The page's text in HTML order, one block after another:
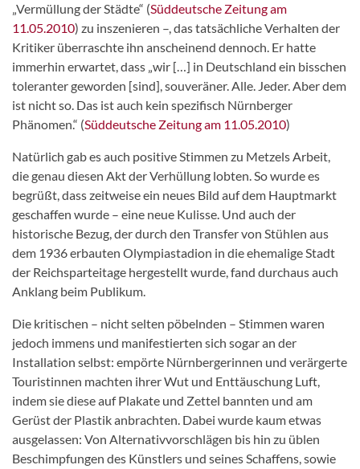
„Vermüllung der Städte“ (Süddeutsche Zeitung am
11.05.2010) zu inszenieren –, das tatsächliche Verhalten der
Kritiker überraschte ihn anscheinend dennoch. Er hatte
immerhin erwartet, dass „wir […] in Deutschland ein bisschen
toleranter geworden [sind], souveräner. Alle. Jeder. Aber dem
ist nicht so. Das ist auch kein spezifisch Nürnberger
Phänomen.“ (Süddeutsche Zeitung am 11.05.2010)
Natürlich gab es auch positive Stimmen zu Metzels Arbeit,
die genau diesen Akt der Verhüllung lobten. So wurde es
begrüßt, dass zeitweise ein neues Bild auf dem Hauptmarkt
geschaffen wurde – eine neue Kulisse. Und auch der
historische Bezug, der durch den Transfer von Stühlen aus
dem 1936 erbauten Olympiastadion in die ehemalige Stadt
der Reichsparteitage hergestellt wurde, fand durchaus auch
Anklang beim Publikum.
Die kritischen – nicht selten pöbelnden – Stimmen waren
jedoch immens und manifestierten sich sogar an der
Installation selbst: empörte Nürnbergerinnen und verärgerte
Touristinnen machten ihrer Wut und Enttäuschung Luft,
indem sie diese auf Plakate und Zettel bannten und am
Gerüst der Plastik anbrachten. Dabei wurde kaum etwas
ausgelassen: Von Alternativvorschlägen bis hin zu üblen
Beschimpfungen des Künstlers und seines Schaffens, sowie